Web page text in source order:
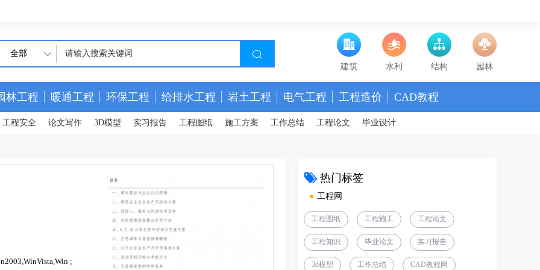
全部
建筑
水利 结构 园林
林工程 暖通工程 环保工程 给排水工程 岩土工程 电气工程 工程造价 CAD教程
工程安全 论文写作 3D模型 实习报告 工程图纸 施工方案 工作总结 工程论文 毕业设计
;
热门标签
工程网
工程图纸 工程施工 工程论文
工程知识 毕业论文 实习报告
3d模型 工作总结 CAD教程网